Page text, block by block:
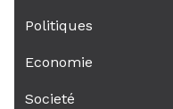
Politiques
Economie
Societé